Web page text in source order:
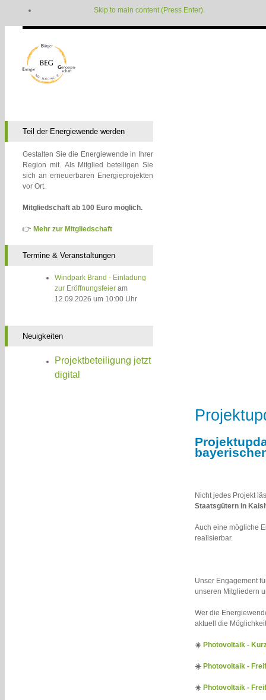
Skip to main content (Press Enter).
Teil der Energiewende werden
Gestalten Sie die Energiewende in Ihrer
Region mit. Als Mitglied beteiligen Sie
sich an erneuerbaren Energieprojekten
vor Ort.
Mitgliedschaft ab 100 Euro möglich.
👉 Mehr zur Mitgliedschaft
Termine & Veranstaltungen
Windpark Brand - Einladung
zur Eröffnungsfeier am
12.09.2026 um 10:00 Uhr
Neuigkeiten
Projektbeteiligung jetzt
digital
Nicht jedes Projekt
Staatsgütern in
Auch eine mögliche
realisierbar.
Unser Engagement
unseren Mitgliedern
Wer die
aktuell die
☀️ Photovoltaik -
☀️ Photovoltaik -
☀️ Photovoltaik -